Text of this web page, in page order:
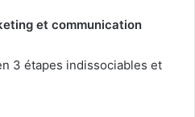
et communication
3 étapes indissociables et